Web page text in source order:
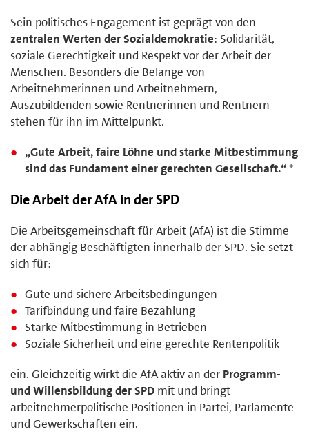
Sein politisches Engagement ist geprägt von den
zentralen Werten der Sozialdemokratie: Solidarität,
soziale Gerechtigkeit und Respekt vor der Arbeit der
Menschen. Besonders die Belange von
Arbeitnehmerinnen und Arbeitnehmern,
Auszubildenden sowie Rentnerinnen und Rentnern
stehen für ihn im Mittelpunkt.
„Gute Arbeit, faire Löhne und starke Mitbestimmung
sind das Fundament einer gerechten Gesellschaft.“*
Die Arbeit der AfA in der SPD
Die Arbeitsgemeinschaft für Arbeit (AfA) ist die Stimme
der abhängig Beschäftigten innerhalb der SPD. Sie setzt
sich für:
Gute und sichere Arbeitsbedingungen
Tarifbindung und faire Bezahlung
Starke Mitbestimmung in Betrieben
Soziale Sicherheit und eine gerechte Rentenpolitik
ein. Gleichzeitig wirkt die AfA aktiv an der Programm-
und Willensbildung der SPD mit und bringt
arbeitnehmerpolitische Positionen in Partei, Parlamente
und Gewerkschaften ein.